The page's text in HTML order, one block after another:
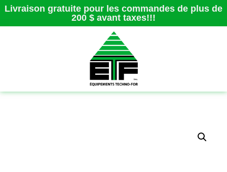
Livraison gratuite pour les commandes de plus de
200 $ avant taxes!!!